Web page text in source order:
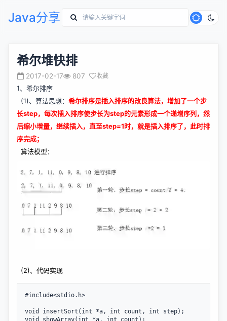
Java分享
希尔堆快排
2017-02-17 807 收藏
1、希尔排序
(1)、算法思想： 希尔排序是插入排序的改良算法，增加了一个步
长step，每次插入排序使步长为step的元素形成一个递增序列，然
后缩小增量，继续插入，直至step=1时，就是插入排序了，此时排
序完成；
算法模型：
(2)、代码实现
#include<stdio.h>
void insertSort(int *a, int count, int step);
void showArray(int *a, int count);